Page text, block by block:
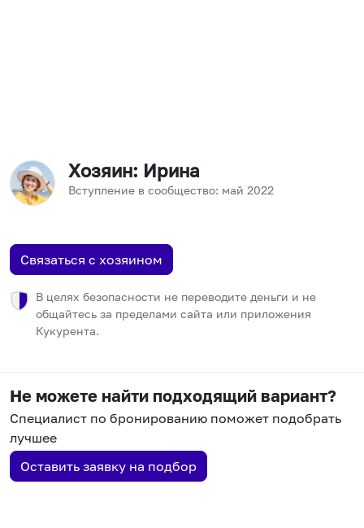
Хозяин: Ирина
Вступление в сообщество: май 2022
Связаться с хозяином
В целях безопасности не переводите деньги и не
общайтесь за пределами сайта или приложения
Кукурента.
Не можете найти подходящий вариант?
Специалист по бронированию поможет подобрать
лучшее
Оставить заявку на подбор